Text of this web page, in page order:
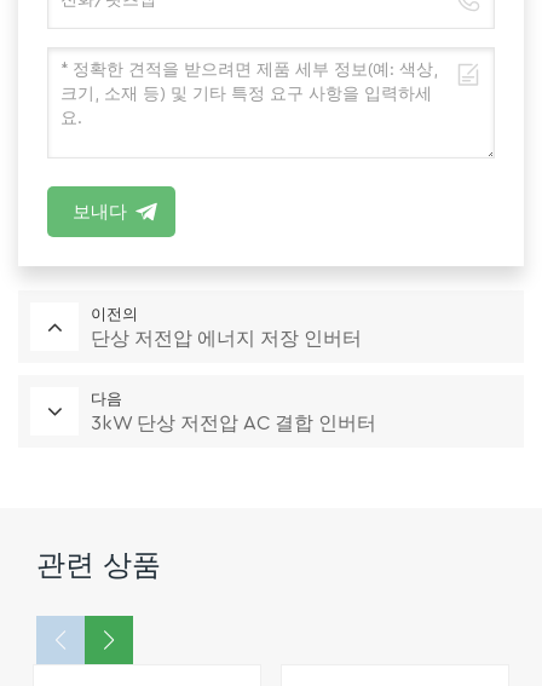
보내다
이전의
단상 저전압 에너지 저장 인버터
다음
3kW 단상 저전압 AC 결합 인버터
관련 상품